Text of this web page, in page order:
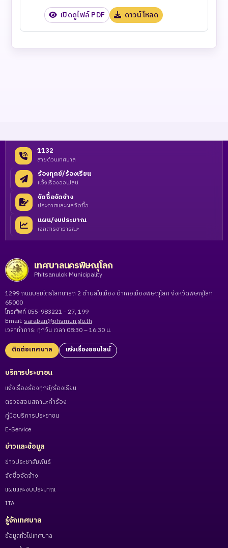
เปิดดูไฟล์ PDF ดาวน์โหลด
1132
สายด่วนเทศบาล
ร้องทุกข์/ร้องเรียน
แจ้งเรื่องออนไลน์
จัดซื้อจัดจ้าง
ประกาศและผลจัดซื้อ
แผน/งบประมาณ
เอกสารสาธารณะ
เทศบาลนครพิษณุโลก
Phitsanulok Municipality
1299 ถนนบรมไตรโลกนารถ 2 ตำบลในเมือง อำเภอเมืองพิษณุโลก จังหวัดพิษณุโลก
65000
โทรศัพท์ 055-983221 - 27, 199
Email: saraban@phsmun.go.th
เวลาทำการ: ทุกวัน เวลา 08:30 – 16:30 น.
ติดต่อเทศบาล แจ้งเรื่องออนไลน์
บริการประชาชน
แจ้งเรื่องร้องทุกข์/ร้องเรียน
ตรวจสอบสถานะคำร้อง
คู่มือบริการประชาชน
E-Service
ข่าวและข้อมูล
ข่าวประชาสัมพันธ์
จัดซื้อจัดจ้าง
แผนและงบประมาณ
ITA
รู้จักเทศบาล
ข้อมูลทั่วไปเทศบาล